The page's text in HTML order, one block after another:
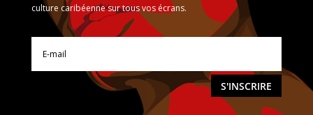
culture caribéenne sur tous vos écrans.
S'INSCRIRE